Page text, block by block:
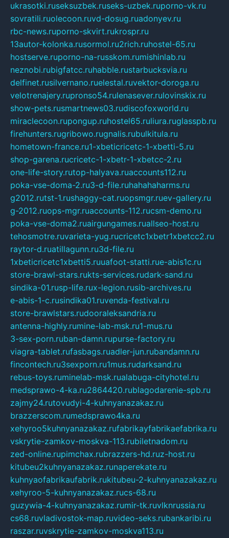
ukrasotki.ruseksuzbek.ruseks-uzbek.ruporno-vk.ru
sovratili.ruolecoon.ruvd-dosug.ruadonyev.ru
rbc-news.ruporno-skvirt.rukrospr.ru
13autor-kolonka.rusormol.ru2rich.ruhostel-65.ru
hostserve.ruporno-na-russkom.rumishinlab.ru
neznobi.rubigfatcc.ruhabble.rustarbucksvia.ru
delfinet.rusilvernano.ruelestal.ruvektor-doroga.ru
velotrenajery.rupronso54.rulenasever.rulovinskix.ru
show-pets.rusmartnews03.rudiscofoxworld.ru
miraclecoon.rupongup.ruhostel65.ruliura.ruglasspb.ru
firehunters.rugribowo.rugnalis.rubulkitula.ru
hometown-france.ru1-xbeticricetc-1-xbetti-5.ru
shop-garena.rucricetc-1-xbetr-1-xbetcc-2.ru
one-life-story.rutop-halyava.ruaccounts112.ru
poka-vse-doma-2.ru3-d-file.ruhahahaharms.ru
g2012.rutst-1.rushaggy-cat.ruopsmgr.ruev-gallery.ru
g-2012.ruops-mgr.ruaccounts-112.rucsm-demo.ru
poka-vse-doma2.ruairgungames.ruallseo-host.ru
tehosmotre.ruvarieta-yug.rucricetc1xbetr1xbetcc2.ru
raytor-d.ruatillagunn.ru3d-file.ru
1xbeticricetc1xbetti5.ruuafoot-statti.rue-abis1c.ru
store-brawl-stars.rukts-services.rudark-sand.ru
sindika-01.rusp-life.rux-legion.rusib-archives.ru
e-abis-1-c.rusindika01.ruvenda-festival.ru
store-brawlstars.rudooraleksandria.ru
antenna-highly.rumine-lab-msk.ru1-mus.ru
3-sex-porn.ruban-damn.rupurse-factory.ru
viagra-tablet.rufasbags.ruadler-jun.rubandamn.ru
fincontech.ru3sexporn.ru1mus.rudarksand.ru
rebus-toys.ruminelab-msk.rualabuga-cityhotel.ru
medsprawo-4-ka.ru2864420.rublagodarenie-spb.ru
zajmy24.rutovudyi-4-kuhnyanazakaz.ru
brazzerscom.rumedsprawo4ka.ru
xehyroo5kuhnyanazakaz.rufabrikayfabrikaefabrika.ru
vskrytie-zamkov-moskva-113.rubiletnadom.ru
zed-online.rupimchax.rubrazzers-hd.ruz-host.ru
kitubeu2kuhnyanazakaz.runaperekate.ru
kuhnyaofabrikaufabrik.rukitubeu-2-kuhnyanazakaz.ru
xehyroo-5-kuhnyanazakaz.rucs-68.ru
guzywia-4-kuhnyanazakaz.rumir-tk.ruvlknrussia.ru
cs68.ruvladivostok-map.ruvideo-seks.rubankaribi.ru
raszar.ruvskrytie-zamkov-moskva113.ru